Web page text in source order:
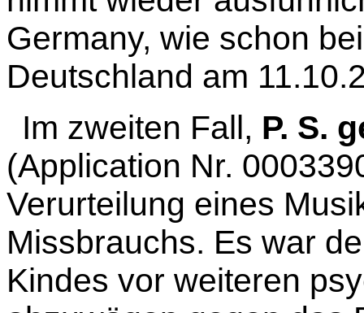
Germany, wie schon
Deutschland am
Im zweiten Fall, P. S.
(Application Nr.
Verurteilung eines
Missbrauchs. Es war
Kindes vor weiteren